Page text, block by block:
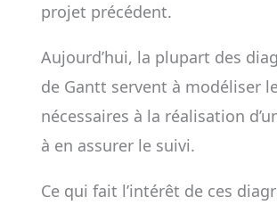
projet précédent.
Aujourd’hui, la plupart des
de Gantt servent à modéliser
nécessaires à la réalisation
à en assurer le suivi.
Ce qui fait l’intérêt de ces